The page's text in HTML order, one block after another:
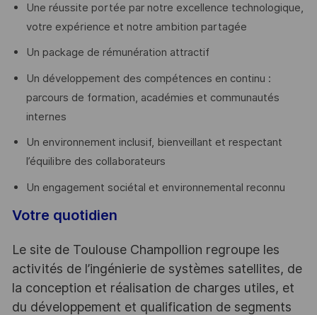
Une réussite portée par notre excellence technologique,
votre expérience et notre ambition partagée
Un package de rémunération attractif
Un développement des compétences en continu :
parcours de formation, académies et communautés
internes
Un environnement inclusif, bienveillant et respectant
l’équilibre des collaborateurs
Un engagement sociétal et environnemental reconnu
Votre quotidien
Le site de Toulouse Champollion regroupe les
activités de l’ingénierie de systèmes satellites, de
la conception et réalisation de charges utiles, et
du développement et qualification de segments